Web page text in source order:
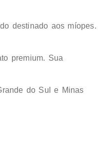
destinado aos míopes.
premium. Sua
do Sul e Minas